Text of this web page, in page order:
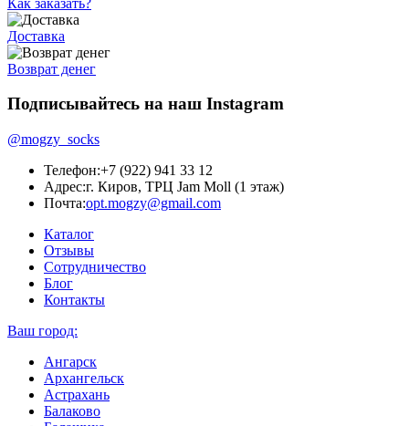
Доставка
Возврат денег
Подписывайтесь на наш Instagram
@mogzy_socks
Телефон:+7 (922) 941 33 12
Адрес:г. Киров, ТРЦ Jam Moll (1 этаж)
Почта:opt.mogzy@gmail.com
Каталог
Отзывы
Сотрудничество
Блог
Контакты
Ваш город:
Ангарск
Архангельск
Астрахань
Балаково